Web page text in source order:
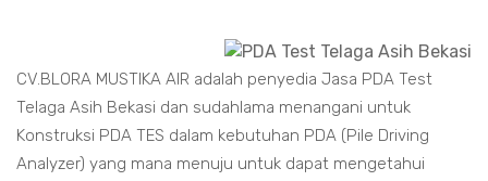
CV.BLORA MUSTIKA AIR adalah penyedia Jasa PDA Test
Telaga Asih Bekasi dan sudahlama menangani untuk
Konstruksi PDA TES dalam kebutuhan PDA (Pile Driving
Analyzer) yang mana menuju untuk dapat mengetahui